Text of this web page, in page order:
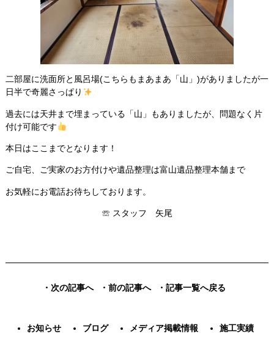
二部屋に洗面所と風呂場(こちらもまあまあ「山」)がありましたが一
日半で奇麗さっぱり
過去には天井まで埋まっている「山」もありましたが、問題なく片
付け可能です
本日はここまでとなります！
ご自宅、ご実家のお方付けや遺品整理は富山遺品整理本舗まで
お気軽にお電話お待ちしております。
☏ スタッフ 矢尾
・次の記事へ ・前の記事へ ・記事一覧へ戻る
お知らせ ブログ メディア掲載情報 施工実績